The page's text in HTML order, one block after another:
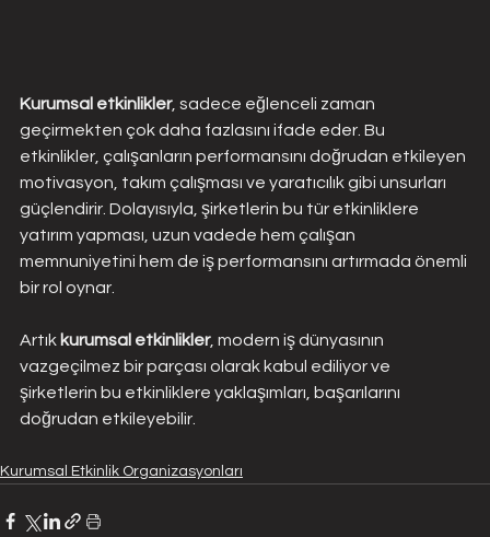
Kurumsal etkinlikler, sadece eğlenceli zaman
geçirmekten çok daha fazlasını ifade eder. Bu
etkinlikler, çalışanların performansını doğrudan etkileyen
motivasyon, takım çalışması ve yaratıcılık gibi unsurları
güçlendirir. Dolayısıyla, şirketlerin bu tür etkinliklere
yatırım yapması, uzun vadede hem çalışan
memnuniyetini hem de iş performansını artırmada önemli
bir rol oynar.
Artık kurumsal etkinlikler, modern iş dünyasının
vazgeçilmez bir parçası olarak kabul ediliyor ve
şirketlerin bu etkinliklere yaklaşımları, başarılarını
doğrudan etkileyebilir.
Kurumsal Etkinlik Organizasyonları